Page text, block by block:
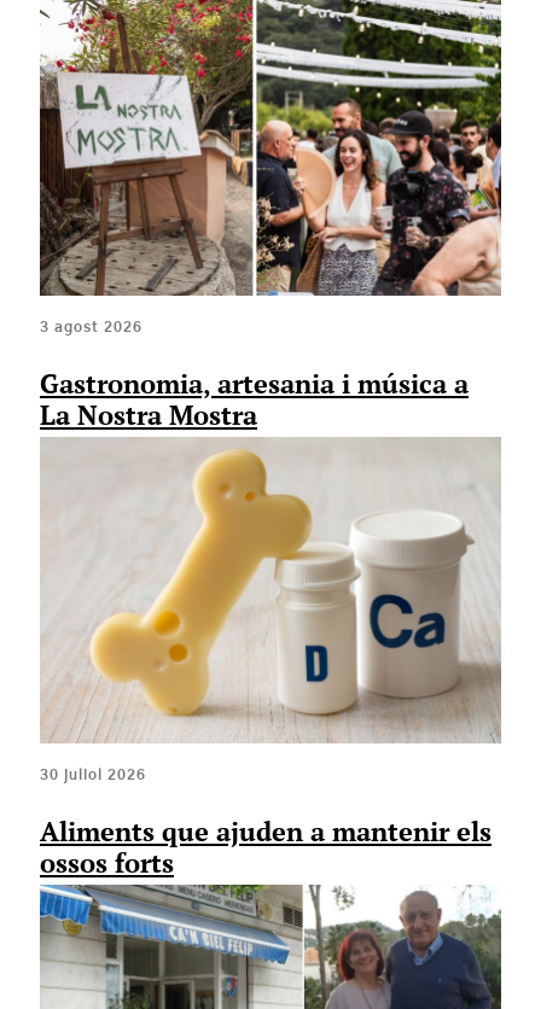
3 agost 2026
Gastronomia, artesania i música a
La Nostra Mostra
30 juliol 2026
Aliments que ajuden a mantenir els
ossos forts